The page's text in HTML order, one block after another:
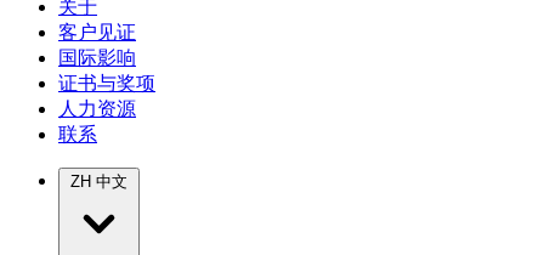
关于
客户见证
国际影响
证书与奖项
人力资源
联系
ZH 中文